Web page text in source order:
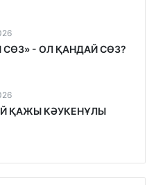
- ОЛ ҚАНДАЙ СӨЗ?
ҚАЖЫ КӘУКЕНҰЛЫ